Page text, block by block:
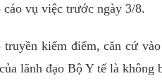
cáo vụ việc trước ngày 3/8.
kiểm điểm, căn cứ
lãnh đạo Bộ Y tế là không